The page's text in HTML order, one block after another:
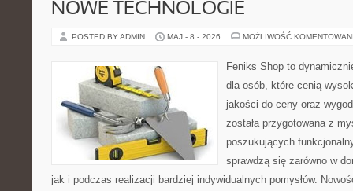
NOWE TECHNOLOGIE
POSTED BY ADMIN MAJ - 8 - 2026 MOŻLIWOŚĆ
Feniks Shop to
dla osób, które cenią
jakości do ceny oraz
została przygotowana z
poszukujących
sprawdzą się zarówno w
jak i podczas realizacji bardziej indywidualnych pomysłów.